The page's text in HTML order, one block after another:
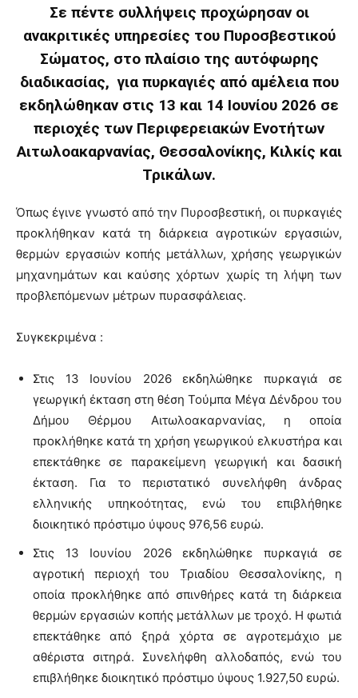
Σε πέντε συλλήψεις προχώρησαν οι
ανακριτικές υπηρεσίες του Πυροσβεστικού
Σώματος, στο πλαίσιο της αυτόφωρης
διαδικασίας, για πυρκαγιές από αμέλεια που
εκδηλώθηκαν στις 13 και 14 Ιουνίου 2026 σε
περιοχές των Περιφερειακών Ενοτήτων
Αιτωλοακαρνανίας, Θεσσαλονίκης, Κιλκίς και
Τρικάλων.
Όπως έγινε γνωστό από την Πυροσβεστική, οι πυρκαγιές
προκλήθηκαν κατά τη διάρκεια αγροτικών εργασιών,
θερμών εργασιών κοπής μετάλλων, χρήσης γεωργικών
μηχανημάτων και καύσης χόρτων χωρίς τη λήψη των
προβλεπόμενων μέτρων πυρασφάλειας.
Συγκεκριμένα :
Στις 13 Ιουνίου 2026 εκδηλώθηκε πυρκαγιά σε
γεωργική έκταση στη θέση Τούμπα Μέγα Δένδρου του
Δήμου Θέρμου Αιτωλοακαρνανίας, η οποία
προκλήθηκε κατά τη χρήση γεωργικού ελκυστήρα και
επεκτάθηκε σε παρακείμενη γεωργική και δασική
έκταση. Για το περιστατικό συνελήφθη άνδρας
ελληνικής υπηκοότητας, ενώ του επιβλήθηκε
διοικητικό πρόστιμο ύψους 976,56 ευρώ.
Στις 13 Ιουνίου 2026 εκδηλώθηκε πυρκαγιά σε
αγροτική περιοχή του Τριαδίου Θεσσαλονίκης, η
οποία προκλήθηκε από σπινθήρες κατά τη διάρκεια
θερμών εργασιών κοπής μετάλλων με τροχό. Η φωτιά
επεκτάθηκε από ξηρά χόρτα σε αγροτεμάχιο με
αθέριστα σιτηρά. Συνελήφθη αλλοδαπός, ενώ του
επιβλήθηκε διοικητικό πρόστιμο ύψους 1.927,50 ευρώ.